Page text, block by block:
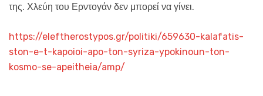
της. Χλεύη του Ερντογάν δεν μπορεί να γίνει. ​
https://eleftherostypos.gr/politiki/659630-kalafatis-
ston-e-t-kapoioi-apo-ton-syriza-ypokinoun-ton-
kosmo-se-apeitheia/amp/